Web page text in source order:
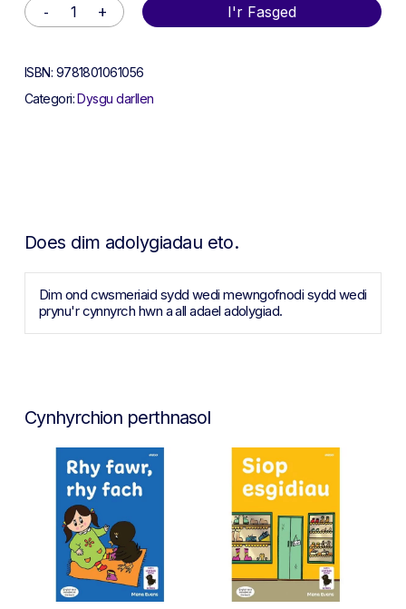
I'r Fasged
Alternative:
ISBN: 9781801061056
Categori:Dysgu darllen
Does dim adolygiadau eto.
Dim ond cwsmeriaid sydd wedi mewngofnodi sydd wedi
prynu'r cynnyrch hwn a all adael adolygiad.
Cynhyrchion perthnasol